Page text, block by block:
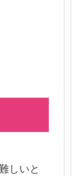
しいと